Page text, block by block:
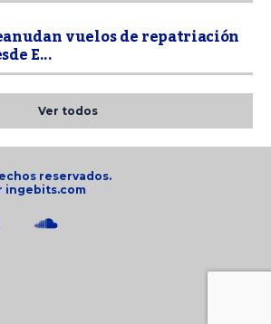
vuelos de repatriación
E...
Ver todos
reservados.
ingebits.com